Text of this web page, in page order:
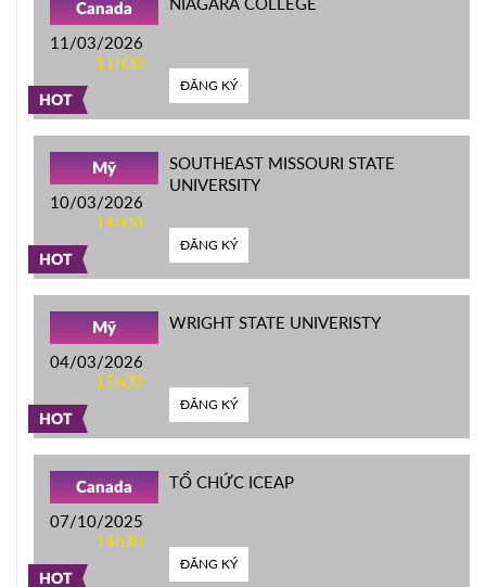
HOT
Canada
11/03/2026
11h00
ĐĂNG KÝ
HOT
Mỹ
10/03/2026
14h00
SOUTHEAST MISSOURI STATE
UNIVERSITY
ĐĂNG KÝ
HOT
Mỹ
04/03/2026
15h00
WRIGHT STATE UNIVERISTY
ĐĂNG KÝ
HOT
Canada
07/10/2025
14h30
TỔ CHỨC ICEAP
ĐĂNG KÝ